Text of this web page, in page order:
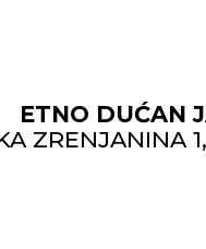
ETNO DUĆAN
ZRENJANINA